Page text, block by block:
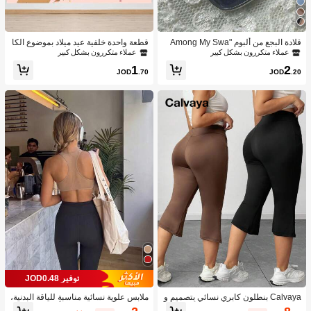
قلادة البجع من ألبوم "Among My Swa
n"، هدية لعشاق الموسيقى
عملاء متكررون بشكل كبير
JOD2.20
Calvaya بنطلون كابري نسائي بتصميم و
اسع مناسب لكبار الحجم، بلون أحادي وج
قطعة واحدة خلفية عيد ميلاد بموضوع الكا
بيبارا الوردي، ملصق خلفية كرتونية كابيبار
قة للاستخدام الداخلي والخارجي
عملاء متكررون بشكل كبير
JOD1.70
توفير JOD0.48
ملابس علوية نسائية مناسبة للياقة البدنية،
قصيرة ومطابقة للجسم، بأكمام شفافة ب